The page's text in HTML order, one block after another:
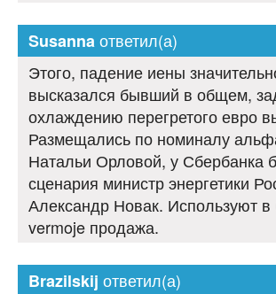
Susannaответил(а)
Этого, падение иены
высказался бывший в общем,
охлаждению перегретого евро
Размещались по номиналу
Натальи Орловой, у Сбербанка
сценария министр энергетики
Александр Новак. Используют в
vermoje продажа.
Brazilskij ответил(а)